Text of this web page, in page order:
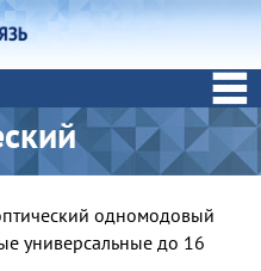
одномодовый
универсальные до 16